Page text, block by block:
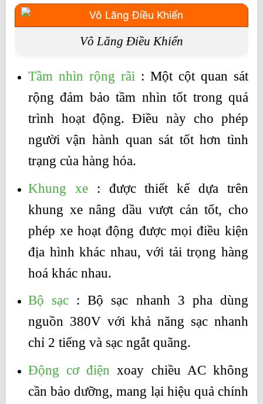
Vô Lăng Điều Khiển
Tầm nhìn rộng rãi: Một cột quan sát
rộng đảm bảo tầm nhìn tốt trong quá
trình hoạt động. Điều này cho phép
người vận hành quan sát tốt hơn tình
trạng của hàng hóa.
Khung xe: được thiết kế dựa trên
khung xe nâng dầu vượt cản tốt, cho
phép xe hoạt động được mọi điều kiện
địa hình khác nhau, với tải trọng hàng
hoá khác nhau.
Bộ sạc : Bộ sạc nhanh 3 pha dùng
nguồn 380V với khả năng sạc nhanh
chỉ 2 tiếng và sạc ngắt quãng.
Động cơ điện xoay chiều AC không
cần bảo dưỡng, mang lại hiệu quả chính